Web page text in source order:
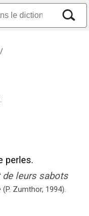
/
perles.
leurs sabots
(P. Zumthor, 1994).